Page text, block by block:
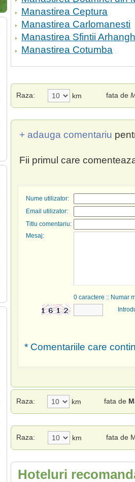
Manastirea Ceptura
Manastirea Carlomanesti
Manastirea Sfintii
Manastirea Cotumba
Raza: km fata de
+ adauga comentariu
Fii primul care
Nume utilizator:
Email utilizator:
Titlu comentariu:
Mesaj:
0 caractere :: Numar
* Comentariile care
Raza: km fata de
Raza: km fata de
Hoteluri